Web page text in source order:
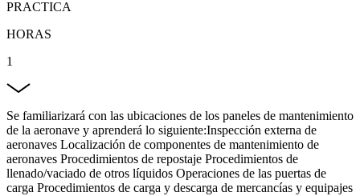
PRACTICA
HORAS
1
Se familiarizará con las ubicaciones de los paneles de mantenimiento
de la aeronave y aprenderá lo siguiente:Inspección externa de
aeronaves Localización de componentes de mantenimiento de
aeronaves Procedimientos de repostaje Procedimientos de
llenado/vaciado de otros líquidos Operaciones de las puertas de
carga Procedimientos de carga y descarga de mercancías y equipajes